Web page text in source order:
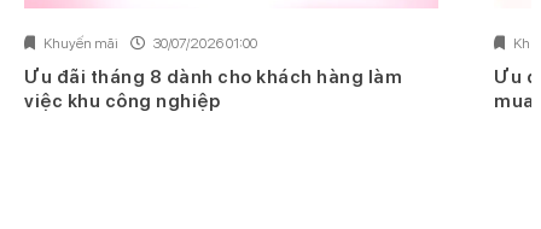
Khuyến mãi 30/07/2026 01:00
Ưu đãi tháng 8 dành cho khách hàng làm
việc khu công nghiệp
Ưu
mua